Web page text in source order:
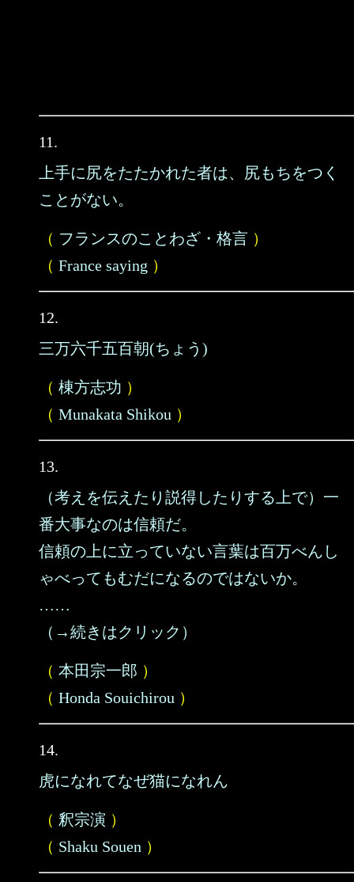
11.
上手に尻をたたかれた者は、尻もちをつく
ことがない。
（ フランスのことわざ・格言 ）
（ France saying ）
12.
三万六千五百朝(ちょう)
（ 棟方志功 ）
（ Munakata Shikou ）
13.
（考えを伝えたり説得したりする上で）一
番大事なのは信頼だ。
信頼の上に立っていない言葉は百万べんし
ゃべってもむだになるのではないか。
……
（→続きはクリック）
（ 本田宗一郎 ）
（ Honda Souichirou ）
14.
虎になれてなぜ猫になれん
（ 釈宗演 ）
（ Shaku Souen ）